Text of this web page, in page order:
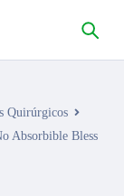
Quirúrgicos
Absorbible Bless